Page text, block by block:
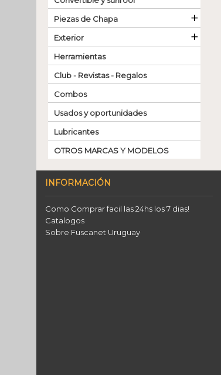
Piezas de Chapa
+
Exterior +
Herramientas
Club - Revistas - Regalos
Combos
Usados y oportunidades
Lubricantes
OTROS MARCAS Y MODELOS
INFORMACIÓN
Como Comprar facil las 24hs los 7 dias!
Catalogos
Sobre Fuscanet Uruguay